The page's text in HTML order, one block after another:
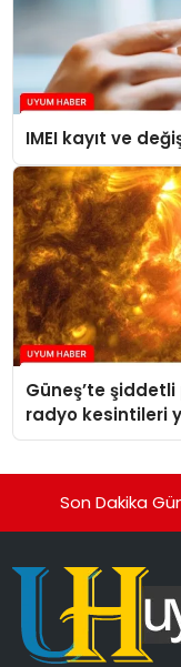
IMEI kayıt ve
Güneş’te
radyo kesintileri
Son Dakika